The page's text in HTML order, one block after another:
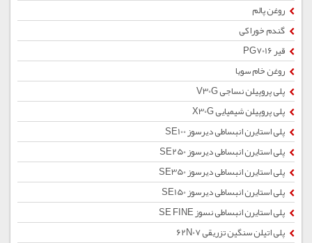
روغن پالم
گندم خوراکی
قیر PG7016
روغن خام سویا
پلی پروپیلن نساجی V30G
پلی پروپیلن شیمیایی X30G
پلی استایرن انبساطی دیرسوز SE100
پلی استایرن انبساطی دیرسوز SE250
پلی استایرن انبساطی دیرسوز SE350
پلی استایرن انبساطی دیرسوز SE150
پلی استایرن انبساطی نسوز SE FINE
پلی اتیلن سنگین تزریقی 62N07